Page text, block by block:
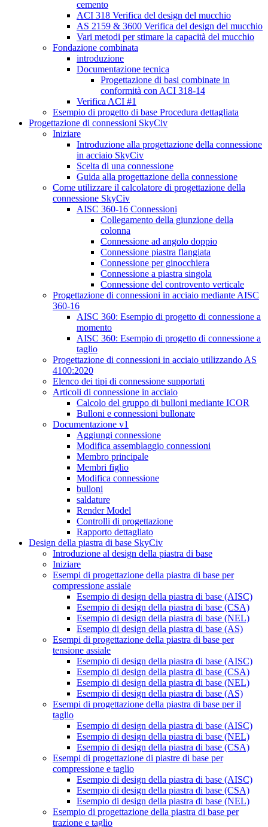
cemento
ACI 318 Verifica del design del mucchio
AS 2159 & 3600 Verifica del design del mucchio
Vari metodi per stimare la capacità del mucchio
Fondazione combinata
introduzione
Documentazione tecnica
Progettazione di basi combinate in
conformità con ACI 318-14
Verifica ACI #1
Esempio di progetto di base Procedura dettagliata
Progettazione di connessioni SkyCiv
Iniziare
Introduzione alla progettazione della connessione
in acciaio SkyCiv
Scelta di una connessione
Guida alla progettazione della connessione
Come utilizzare il calcolatore di progettazione della
connessione SkyCiv
AISC 360-16 Connessioni
Collegamento della giunzione della
colonna
Connessione ad angolo doppio
Connessione piastra flangiata
Connessione per ginocchiera
Connessione a piastra singola
Connessione del controvento verticale
Progettazione di connessioni in acciaio mediante AISC
360-16
AISC 360: Esempio di progetto di connessione a
momento
AISC 360: Esempio di progetto di connessione a
taglio
Progettazione di connessioni in acciaio utilizzando AS
4100:2020
Elenco dei tipi di connessione supportati
Articoli di connessione in acciaio
Calcolo del gruppo di bulloni mediante ICOR
Bulloni e connessioni bullonate
Documentazione v1
Aggiungi connessione
Modifica assemblaggio connessioni
Membro principale
Membri figlio
Modifica connessione
bulloni
saldature
Render Model
Controlli di progettazione
Rapporto dettagliato
Design della piastra di base SkyCiv
Introduzione al design della piastra di base
Iniziare
Esempi di progettazione della piastra di base per
compressione assiale
Esempio di design della piastra di base (AISC)
Esempio di design della piastra di base (CSA)
Esempio di design della piastra di base (NEL)
Esempio di design della piastra di base (AS)
Esempi di progettazione della piastra di base per
tensione assiale
Esempio di design della piastra di base (AISC)
Esempio di design della piastra di base (CSA)
Esempio di design della piastra di base (NEL)
Esempio di design della piastra di base (AS)
Esempi di progettazione della piastra di base per il
taglio
Esempio di design della piastra di base (AISC)
Esempio di design della piastra di base (NEL)
Esempio di design della piastra di base (CSA)
Esempi di progettazione di piastre di base per
compressione e taglio
Esempio di design della piastra di base (AISC)
Esempio di design della piastra di base (CSA)
Esempio di design della piastra di base (NEL)
Esempio di progettazione della piastra di base per
trazione e taglio